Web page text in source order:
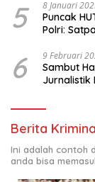
5 8 Januari
Puncak
Polri:
6 9 Februari
Sambut
Jurnalistik
Berita
Ini adalah contoh
anda bisa